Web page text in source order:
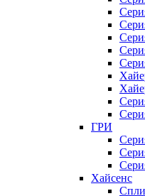
ГРИ
Хайсенс